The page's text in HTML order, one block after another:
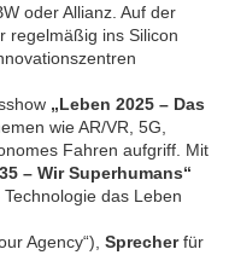
oder Allianz. Auf der
regelmäßig ins Silicon
„Leben 2025 – Das
wie AR/VR, 5G,
Fahren aufgriff. Mit
– Wir Superhumans“
das Leben
Agency“), Sprecherfür